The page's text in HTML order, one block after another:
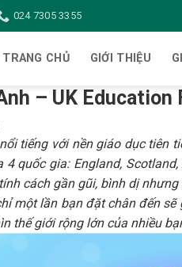
024 7305 3355
TRANG CHỦ GIỚI THIỆU
– UK
tiếng với nền giáo dục tiên
quốc gia: England,
cách gần gũi, bình dị
một lần bạn đặt chân đến
thế giới rộng lớn của nhiều